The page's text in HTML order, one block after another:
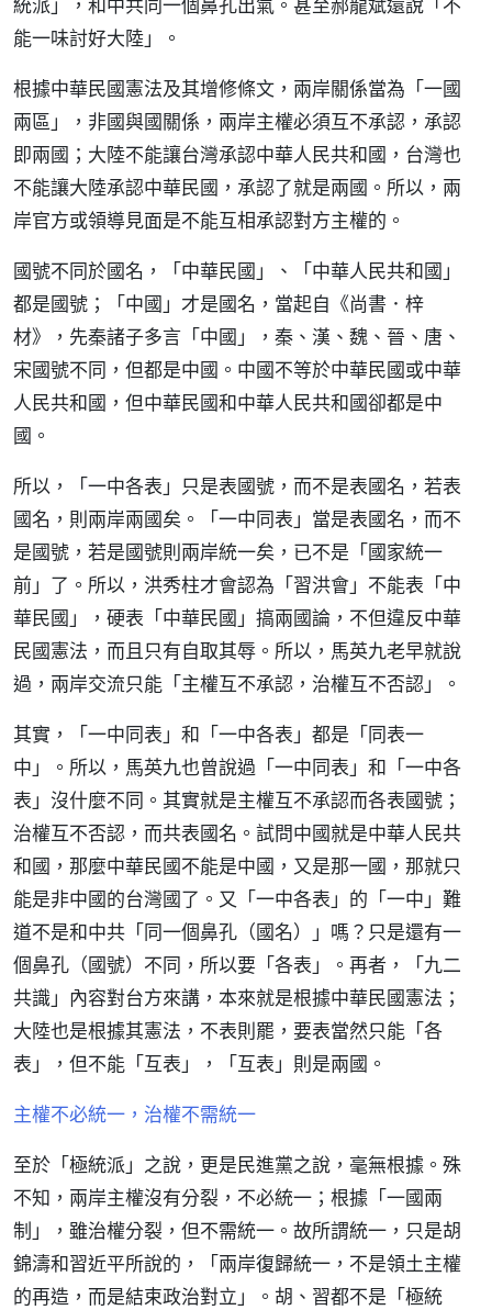
能一味討好大陸」。
根據中華民國憲法及其增修條文，兩岸關係當為「一國
兩區」，非國與國關係，兩岸主權必須互不承認，承認
即兩國；大陸不能讓台灣承認中華人民共和國，台灣也
不能讓大陸承認中華民國，承認了就是兩國。所以，兩
岸官方或領導見面是不能互相承認對方主權的。
國號不同於國名，「中華民國」、「中華人民共和國」
都是國號；「中國」才是國名，當起自《尚書．梓
材》，先秦諸子多言「中國」，秦、漢、魏、晉、唐、
宋國號不同，但都是中國。中國不等於中華民國或中華
人民共和國，但中華民國和中華人民共和國卻都是中
國。
所以，「一中各表」只是表國號，而不是表國名，若表
國名，則兩岸兩國矣。「一中同表」當是表國名，而不
是國號，若是國號則兩岸統一矣，已不是「國家統一
前」了。所以，洪秀柱才會認為「習洪會」不能表「中
華民國」，硬表「中華民國」搞兩國論，不但違反中華
民國憲法，而且只有自取其辱。所以，馬英九老早就說
過，兩岸交流只能「主權互不承認，治權互不否認」。
其實，「一中同表」和「一中各表」都是「同表一
中」。所以，馬英九也曾說過「一中同表」和「一中各
表」沒什麼不同。其實就是主權互不承認而各表國號；
治權互不否認，而共表國名。試問中國就是中華人民共
和國，那麼中華民國不能是中國，又是那一國，那就只
能是非中國的台灣國了。又「一中各表」的「一中」難
道不是和中共「同一個鼻孔（國名）」嗎？只是還有一
個鼻孔（國號）不同，所以要「各表」。再者，「九二
共識」內容對台方來講，本來就是根據中華民國憲法；
大陸也是根據其憲法，不表則罷，要表當然只能「各
表」，但不能「互表」，「互表」則是兩國。
主權不必統一，治權不需統一
至於「極統派」之說，更是民進黨之說，毫無根據。殊
不知，兩岸主權沒有分裂，不必統一；根據「一國兩
制」，雖治權分裂，但不需統一。故所謂統一，只是胡
錦濤和習近平所說的，「兩岸復歸統一，不是領土主權
的再造，而是結束政治對立」。胡、習都不是「極統